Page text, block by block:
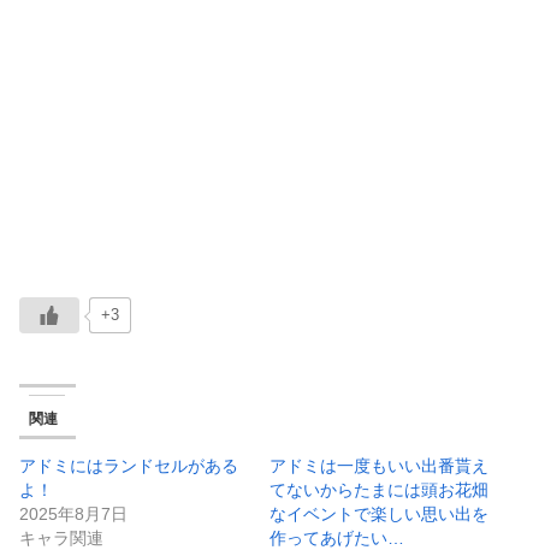
+3
関連
アドミにはランドセルがある
よ！
2025年8月7日
キャラ関連
アドミは一度もいい出番貰え
てないからたまには頭お花畑
なイベントで楽しい思い出を
作ってあげたい…